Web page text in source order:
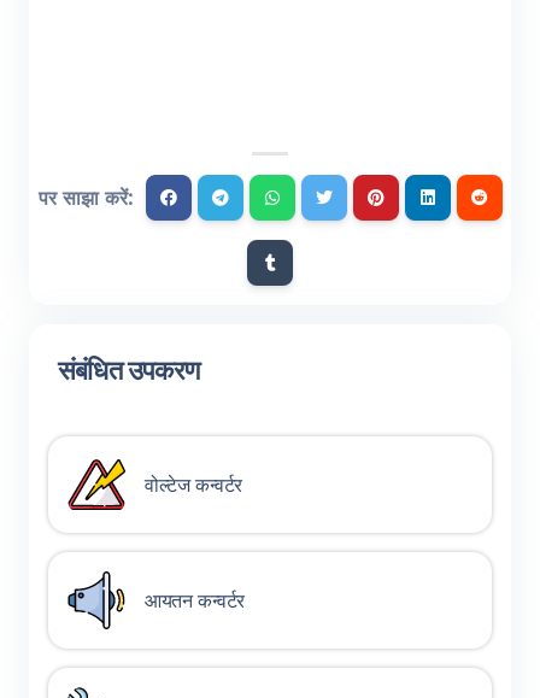
पर साझा करें:
संबंधित उपकरण
वोल्टेज कन्वर्टर
आयतन कन्वर्टर